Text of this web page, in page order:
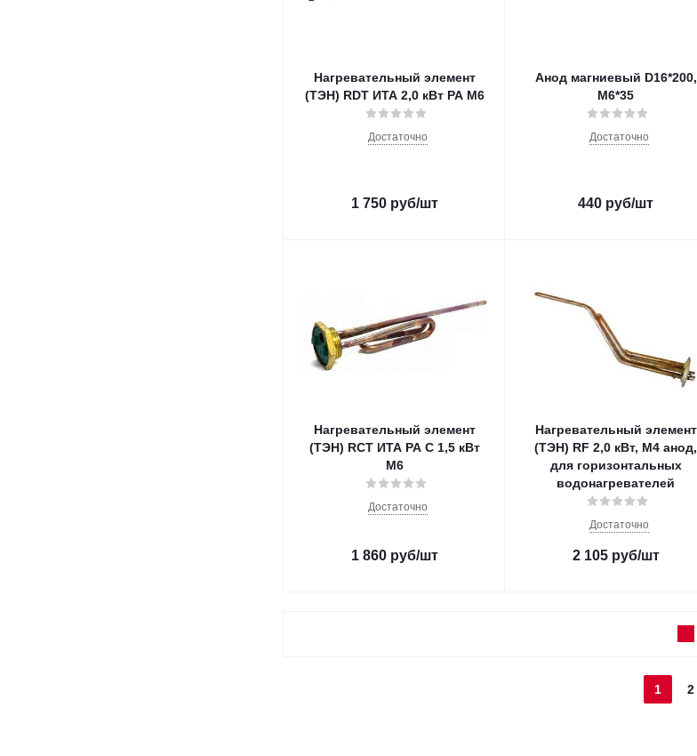
Нагревательный элемент
(ТЭН) RDT ИТА 2,0 кВт РА М6
Достаточно
1 750руб/шт
Анод магниевый D16*200,
M6*35
Достаточно
440 руб/шт
Нагревательный элемент
(ТЭН) RCT ИТА PA С 1,5 кВт
M6
Достаточно
1 860руб/шт
Нагревательный элемент
(ТЭН) RF 2,0 кВт, M4 анод,
для горизонтальных
водонагревателей
Достаточно
2 105руб/шт
1 2